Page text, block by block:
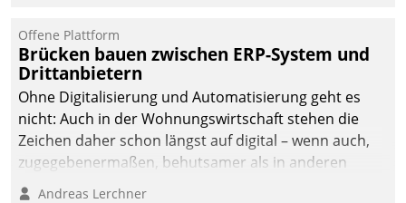
Offene Plattform
Brücken bauen zwischen ERP-System und
Drittanbietern
Ohne Digitalisierung und Automatisierung geht es
nicht: Auch in der Wohnungswirtschaft stehen die
Zeichen daher schon längst auf digital – wenn auch,
zugegebenermaßen, behutsamer als in anderen
Branchen.
Andreas Lerchner